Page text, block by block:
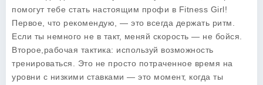
помогут тебе стать настоящим профи в Fitness Girl!
Первое, что рекомендую, — это всегда держать ритм.
Если ты немного не в такт, меняй скорость — не бойся.
Второе,рабочая тактика: используй возможность
тренироваться. Это не просто потраченное время на
уровни с низкими ставками — это момент, когда ты